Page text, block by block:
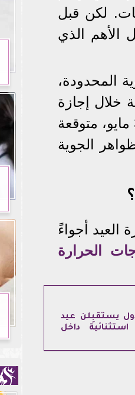
لكن قبل
الأهم الذي
المحدودة،
خلال إجازة
عيد الأضحى 2026، والتي تمتد من الأربعاء 27 مايو وحتى الأحد 31 مايو، متوقعة
الجوية
العيد أجواءً
الحرارة
يستقبِلن عيد
داخل